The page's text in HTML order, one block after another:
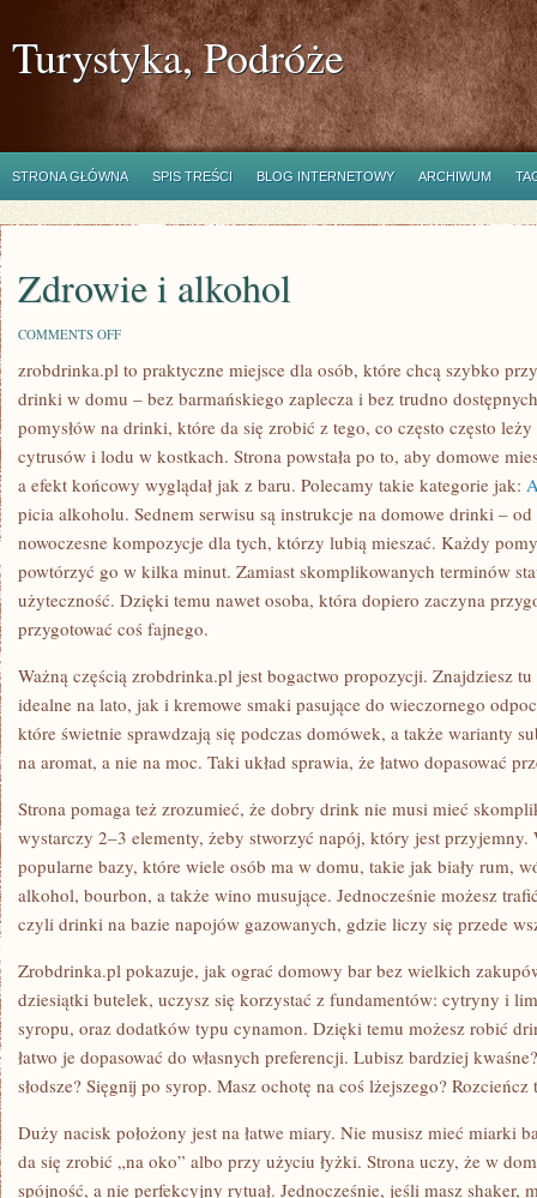
Turystyka, Podróże
STRONA GŁÓWNA SPIS TREŚCI BLOG INTERNETOWY ARCHIWUM
Zdrowie i alkohol
COMMENTS OFFON
I
ALKOHOL
zrobdrinka.pl to praktyczne miejsce dla osób, które chcą szybko
drinki w domu – bez barmańskiego zaplecza i bez trudno
pomysłów na drinki, które da się zrobić z tego, co często często
cytrusów i lodu w kostkach. Strona powstała po to, aby domowe
a efekt końcowy wyglądał jak z baru. Polecamy takie kategorie jak:
picia alkoholu. Sednem serwisu są instrukcje na domowe drinki –
nowoczesne kompozycje dla tych, którzy lubią mieszać. Każdy
powtórzyć go w kilka minut. Zamiast skomplikowanych terminów
użyteczność. Dzięki temu nawet osoba, która dopiero zaczyna
przygotować coś fajnego.
Ważną częścią zrobdrinka.pl jest bogactwo propozycji. Znajdziesz
idealne na lato, jak i kremowe smaki pasujące do wieczornego
które świetnie sprawdzają się podczas domówek, a także warianty
na aromat, a nie na moc. Taki układ sprawia, że łatwo dopasować
Strona pomaga też zrozumieć, że dobry drink nie musi mieć
wystarczy 2–3 elementy, żeby stworzyć napój, który jest przyjemny.
popularne bazy, które wiele osób ma w domu, takie jak biały rum,
alkohol, bourbon, a także wino musujące. Jednocześnie możesz
czyli drinki na bazie napojów gazowanych, gdzie liczy się przede
Zrobdrinka.pl pokazuje, jak ograć domowy bar bez wielkich
dziesiątki butelek, uczysz się korzystać z fundamentów: cytryny i
syropu, oraz dodatków typu cynamon. Dzięki temu możesz robić
łatwo je dopasować do własnych preferencji. Lubisz bardziej
słodsze? Sięgnij po syrop. Masz ochotę na coś lżejszego?
Duży nacisk położony jest na łatwe miary. Nie musisz mieć miarki
da się zrobić „na oko” albo przy użyciu łyżki. Strona uczy, że w
spójność, a nie perfekcyjny rytuał. Jednocześnie, jeśli masz